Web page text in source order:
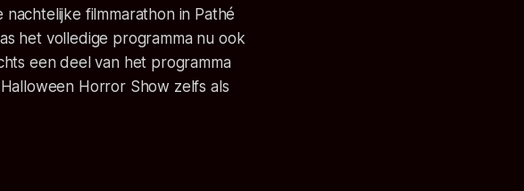
filmmarathon in Pathé
het volledige programma nu ook
een deel van het programma
Horror Show zelfs als